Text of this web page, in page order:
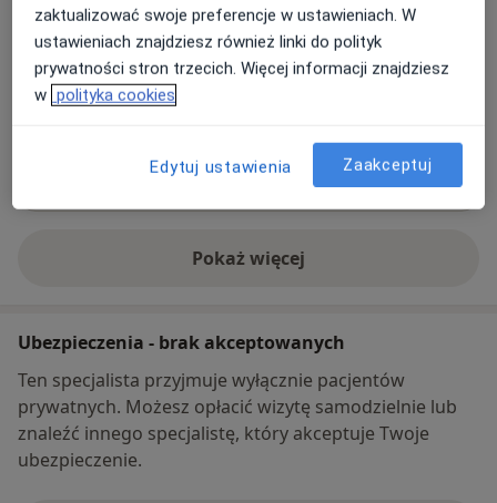
Powiększ mapęotwiera się w nowej karcie
Co mam zrobić w tej sytuacji?
Pokaż więcej
o adresie
Ubezpieczenia - brak akceptowanych
Ten specjalista przyjmuje wyłącznie pacjentów
prywatnych. Możesz opłacić wizytę samodzielnie lub
znaleźć innego specjalistę, który akceptuje Twoje
ubezpieczenie.
zaktualizować swoje preferencje w ustawieniach. W
ustawieniach znajdziesz również linki do polityk
prywatności stron trzecich. Więcej informacji znajdziesz
w polityka cookies
Edytuj ustawienia Zaakceptuj